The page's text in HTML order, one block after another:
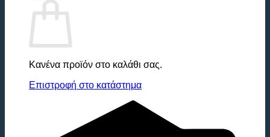
Κανένα προϊόν στο καλάθι σας.
Επιστροφή στο κατάστημα